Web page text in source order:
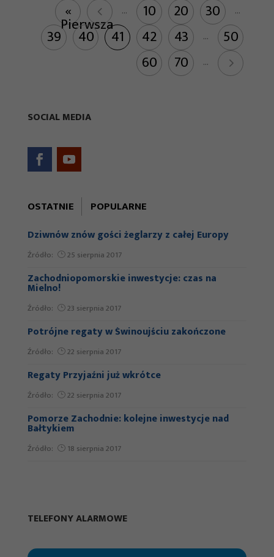
«
Pierwsza
... 10 20 30 ...
39 40 41 42 43 ...
50
60
70 ...
SOCIAL MEDIA
OSTATNIE POPULARNE
Dziwnów znów gości żeglarzy z całej Europy
Źródło: 25 sierpnia 2017
Zachodniopomorskie inwestycje: czas na
Mielno!
Źródło: 23 sierpnia 2017
Potrójne regaty w Świnoujściu zakończone
Źródło: 22 sierpnia 2017
Regaty Przyjaźni już wkrótce
Źródło: 22 sierpnia 2017
Pomorze Zachodnie: kolejne inwestycje nad
Bałtykiem
Źródło: 18 sierpnia 2017
innej definicji wyszukiwania lub zlokalizować wpis
TELEFONY ALARMOWE
strony
internetowej.
Marketing
zobaczenie
spersonalizowanych